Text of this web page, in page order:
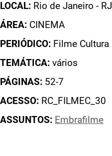
LOCAL: Rio de Janeiro - RJ
ÁREA: CINEMA
PERIÓDICO: Filme Cultura
TEMÁTICA: vários
PÁGINAS: 52-7
ACESSO: RC_FILMEC_30
ASSUNTOS: Embrafilme